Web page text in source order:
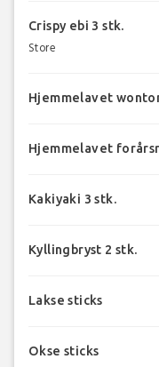
Crispy ebi 3 stk.
Store
Hjemmelavet
Hjemmelavet
Kakiyaki 3 stk.
Kyllingbryst 2 stk.
Lakse sticks
Okse sticks